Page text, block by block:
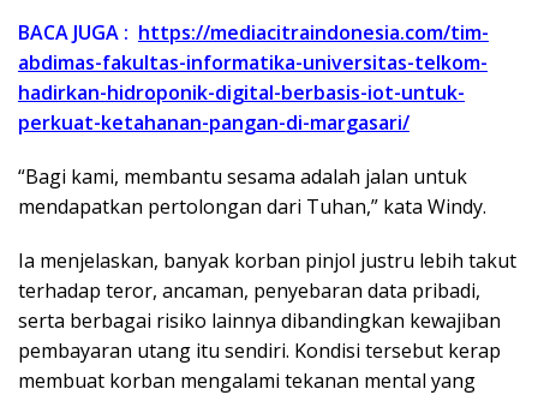
BACA JUGA : https://mediacitraindonesia.com/tim-
abdimas-fakultas-informatika-universitas-telkom-
hadirkan-hidroponik-digital-berbasis-iot-untuk-
perkuat-ketahanan-pangan-di-margasari/
“Bagi kami, membantu sesama adalah jalan untuk
mendapatkan pertolongan dari Tuhan,” kata Windy.
Ia menjelaskan, banyak korban pinjol justru lebih takut
terhadap teror, ancaman, penyebaran data pribadi,
serta berbagai risiko lainnya dibandingkan kewajiban
pembayaran utang itu sendiri. Kondisi tersebut kerap
membuat korban mengalami tekanan mental yang